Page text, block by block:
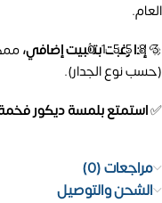
العام.
🔩إذا رغبت بتثبيت إضافي،
(حسب نوع الجدار).
✅استمتع بلمسة ديكور
مراجعات (0)
الشحن والتوصيل